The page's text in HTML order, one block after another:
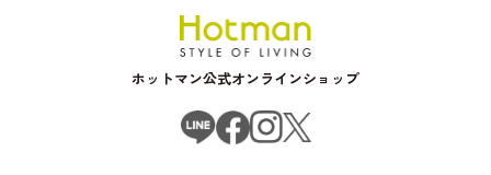
ホットマン公式オンラインショップ